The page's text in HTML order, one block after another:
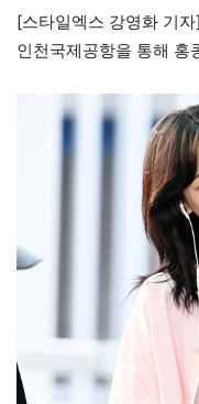
[스타일엑스 강영화 기
인천국제공항을 통해 홍